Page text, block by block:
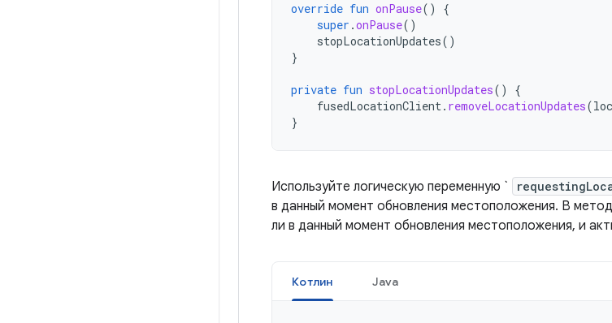
override fun onPause()
{
super .onPause()
stopLocationUpdates()
}
private fun stopLocationUpdates()
{
fusedLocationClient. removeLocationUpdates(
}
Используйте логическую переменную `
в данный момент обновления местоположения. В
ли в данный момент обновления местоположения, и
Котлин Java